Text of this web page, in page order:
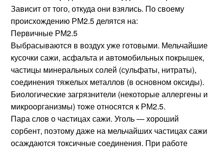
Зависит от того, откуда они взялись. По своему
происхождению РМ2.5 делятся на:
Первичные РМ2.5
Выбрасываются в воздух уже готовыми. Мельчайшие
кусочки сажи, асфальта и автомобильных покрышек,
частицы минеральных солей (сульфаты, нитраты),
соединения тяжелых металлов (в основном оксиды).
Биологические загрязнители (некоторые аллергены и
микроорганизмы) тоже относятся к РМ2.5.
Пара слов о частицах сажи. Уголь — хороший
сорбент, поэтому даже на мельчайших частицах сажи
осаждаются токсичные соединения. При работе